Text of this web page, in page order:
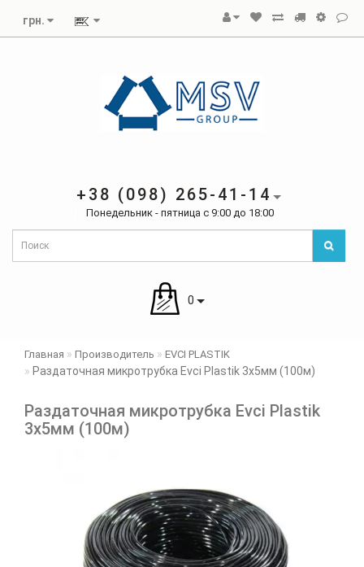
грн.
+38 (098) 265-41-14
Понедельник - пятница с 9:00 до 18:00
0
Главная Производитель EVCI PLASTIK
Раздаточная микротрубка Evci Plastik 3х5мм (100м)
Раздаточная микротрубка Evci Plastik
3х5мм (100м)